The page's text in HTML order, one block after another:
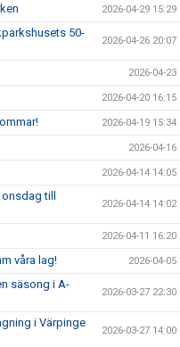
2026-04-29 15:29
50-
2026-04-26 20:07
2026-04-23
2026-04-20 16:15
2026-04-19 15:34
2026-04-16
2026-04-14 14:05
till
2026-04-14 14:02
2026-04-11 16:20
våra lag! 2026-04-05
säsong i A-
2026-03-27 22:30
i Värpinge
2026-03-27 14:00